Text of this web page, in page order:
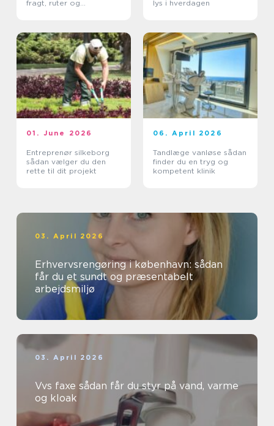
fragt, ruter og
lys i hverdagen
01. June 2026
Entreprenør silkeborg
sådan vælger du den
rette til dit projekt
06. April 2026
Tandlæge vanløse sådan
finder du en tryg og
kompetent klinik
03. April 2026
Erhvervsrengøring i københavn: sådan
får du et sundt og præsentabelt
arbejdsmiljø
03. April 2026
Vvs faxe sådan får du styr på vand, varme
og kloak